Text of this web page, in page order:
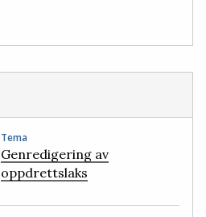
Tema
Genredigering av
oppdrettslaks